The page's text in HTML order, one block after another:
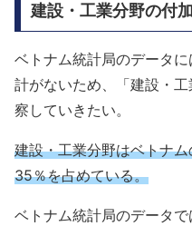
建設・工業分野の付
ベトナム統計局のデータ
計がないため、「建設・
察していきたい。
建設・工業分野はベトナ
35％を占めている。
ベトナム統計局のデータ